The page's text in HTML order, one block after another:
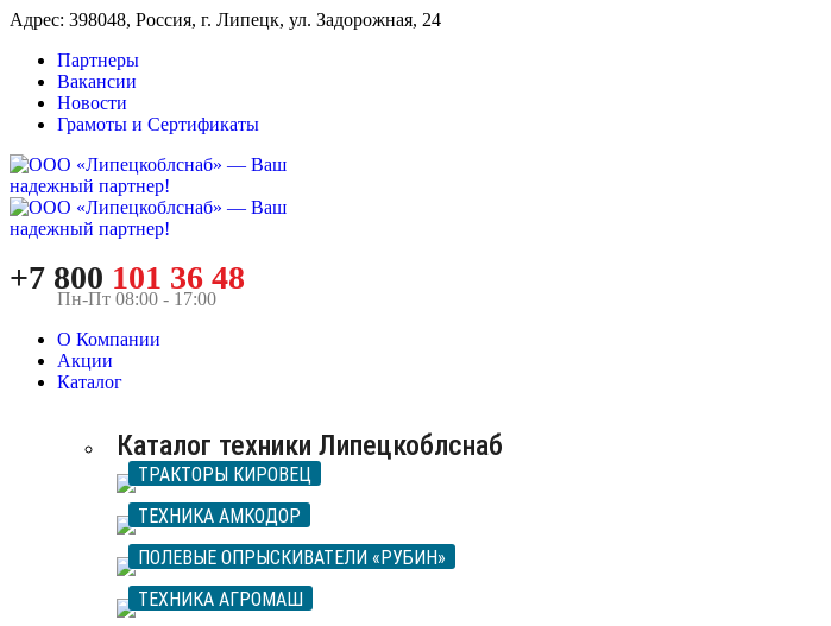
Адрес: 398048, Россия, г. Липецк, ул. Задорожная, 24
Партнеры
Вакансии
Новости
Грамоты и Сертификаты
+7 800 101 36 48
Пн-Пт 08:00 - 17:00
О Компании
Акции
Каталог
Каталог техники Липецкоблснаб
ТРАКТОРЫ КИРОВЕЦ
ТЕХНИКА АМКОДОР
ПОЛЕВЫЕ ОПРЫСКИВАТЕЛИ «РУБИН»
ТЕХНИКА АГРОМАШ